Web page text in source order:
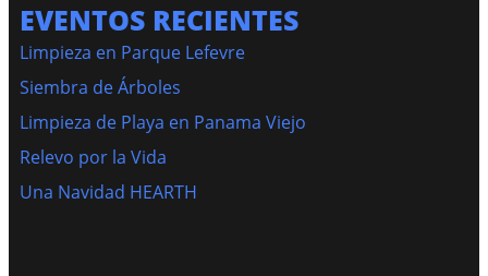
EVENTOS RECIENTES
Limpieza en Parque Lefevre
Siembra de Árboles
Limpieza de Playa en Panama Viejo
Relevo por la Vida
Una Navidad HEARTH